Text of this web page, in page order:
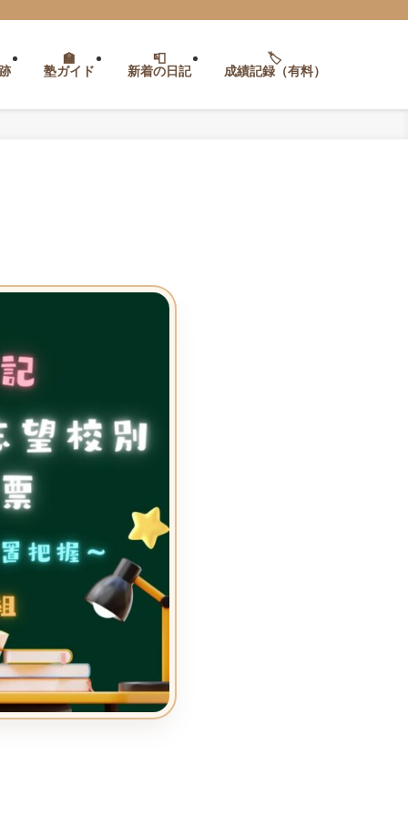
塾ガイド 新着の日記 成績記録（有料）